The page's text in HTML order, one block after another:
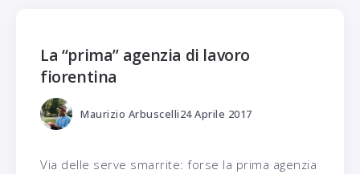
La “prima” agenzia di lavoro
fiorentina
Maurizio Arbuscelli24 Aprile 2017
Via delle serve smarrite: forse la prima agenzia